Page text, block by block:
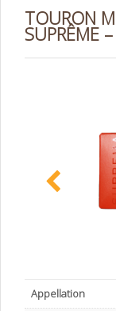
TOURON
SUPRÊME
Appellation